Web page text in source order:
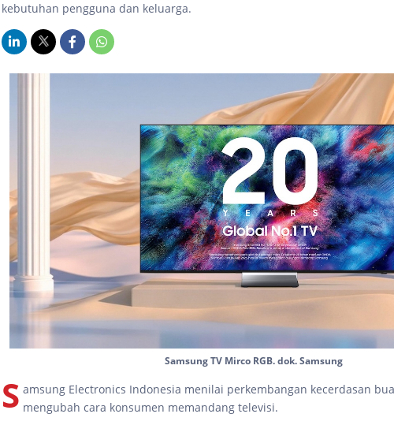
kebutuhan pengguna dan keluarga.
Samsung TV Mirco RGB. dok. Samsung
S amsung Electronics Indonesia menilai perkembangan kecerdasan
mengubah cara konsumen memandang televisi.